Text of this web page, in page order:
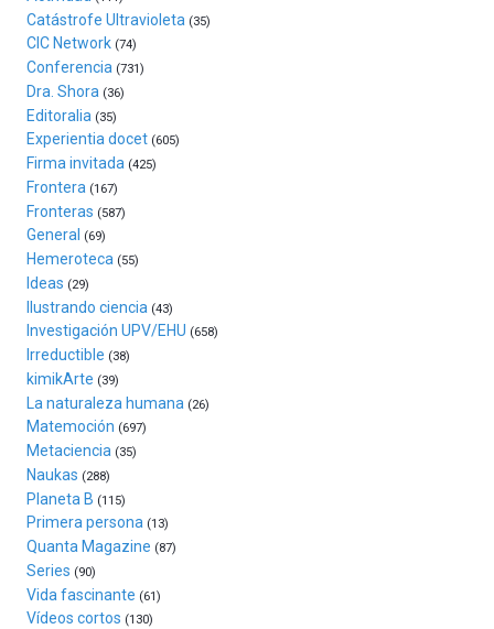
Plaza
(BZP),
un
que
llenará
la
ciudad
de
monólogos,
exposiciones,
conferencias,
docufórums
y
espectáculos
del
16
de
septiembre
al
4
de
octubre.
La
iniciativa,
organizada
Catástrofe Ultravioleta (35)
CIC Network (74)
Conferencia (731)
Dra. Shora (36)
Editoralia (35)
Experientia docet (605)
Firma invitada (425)
Frontera (167)
Fronteras (587)
General (69)
Hemeroteca (55)
Ideas (29)
Ilustrando ciencia (43)
Investigación UPV/EHU (658)
Irreductible (38)
kimikArte (39)
La naturaleza humana (26)
Matemoción (697)
Metaciencia (35)
Naukas (288)
Planeta B (115)
Primera persona (13)
Quanta Magazine (87)
Series (90)
Vida fascinante (61)
Vídeos cortos (130)